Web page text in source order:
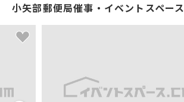
小矢部郵便局催事・イベントスペース